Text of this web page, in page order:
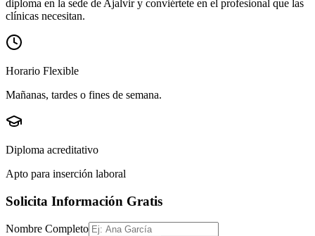
diploma en la sede de Ajalviry conviértete en el profesional que las
clínicas necesitan.
Horario Flexible
Mañanas, tardes o fines de semana.
Diploma acreditativo
Apto para inserción laboral
Solicita Información Gratis
Nombre Completo